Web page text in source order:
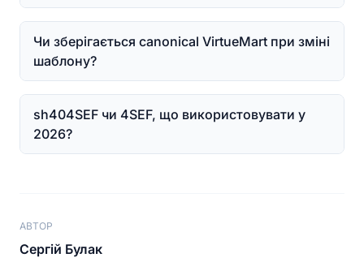
Чи зберігається canonical VirtueMart при зміні
шаблону?
sh404SEF чи 4SEF, що використовувати у
2026?
АВТОР
Сергій Булак